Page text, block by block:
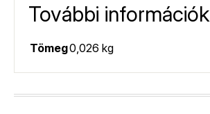
További információk
Tömeg0,026 kg